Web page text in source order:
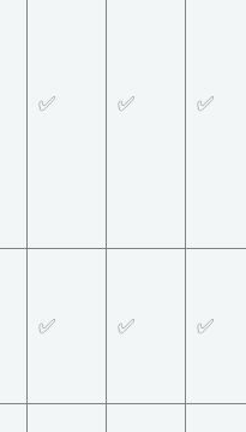
✅ ✅ ✅
✅ ✅ ✅